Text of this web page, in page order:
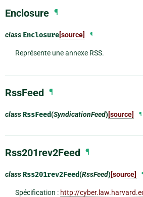
Enclosure ¶
class Enclosure[source] ¶
Représente une annexe RSS.
RssFeed ¶
classRssFeed(SyndicationFeed)[source] ¶
Rss201rev2Feed ¶
classRss201rev2Feed(RssFeed)[source]
Spécification : http://